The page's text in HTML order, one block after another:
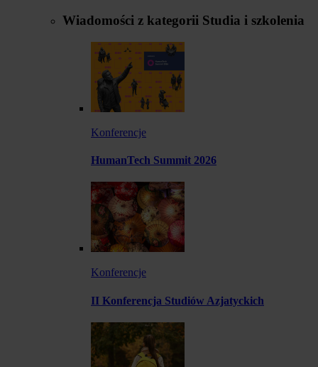
Wiadomości z kategorii Studia i szkolenia
Konferencje
HumanTech Summit 2026
Konferencje
II Konferencja Studiów Azjatyckich